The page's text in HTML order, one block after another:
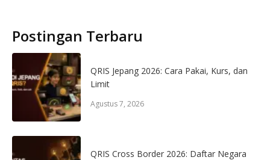
Postingan Terbaru
QRIS Jepang 2026: Cara Pakai, Kurs, dan
Limit
Agustus 7, 2026
QRIS Cross Border 2026: Daftar Negara